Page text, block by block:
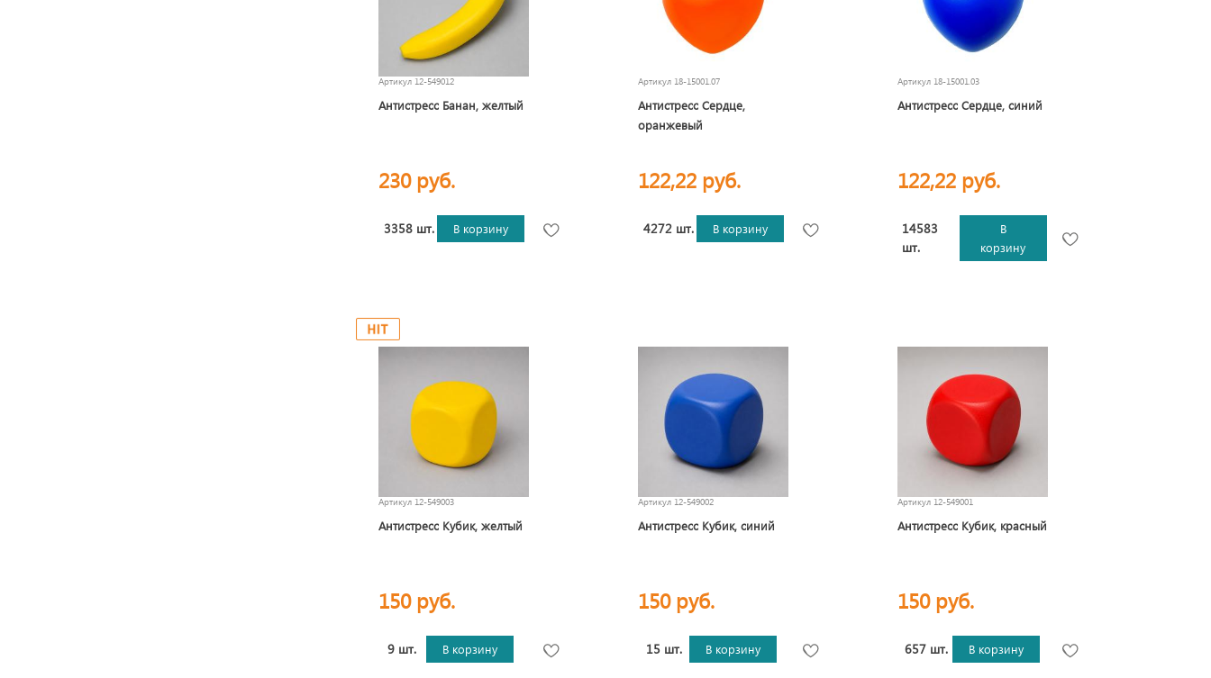
Артикул 12-549012
Антистресс Банан, желтый
230 руб.
3358 шт. В корзину
Артикул 18-15001.07
Антистресс Сердце,
оранжевый
122,22 руб.
4272 шт. В корзину
Артикул 18-15001.03
Антистресс Сердце, синий
122,22 руб.
14583
шт.
В
корзину
Артикул 12-549003
Антистресс Кубик, желтый
150 руб.
9 шт. В корзину
Артикул 12-549002
Антистресс Кубик, синий
150 руб.
15 шт. В корзину
Артикул 12-549001
Антистресс Кубик, красный
150 руб.
657 шт. В корзину